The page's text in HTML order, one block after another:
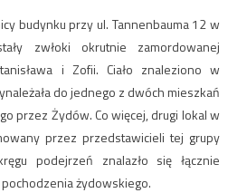
budynku przy ul. Tannenbauma 12 w
zwłoki okrutnie zamordowanej
i Zofii. Ciało znaleziono w
do jednego z dwóch mieszkań
przez Żydów. Co więcej, drugi lokal w
przez przedstawicieli tej grupy
podejrzeń znalazło się łącznie
żydowskiego.